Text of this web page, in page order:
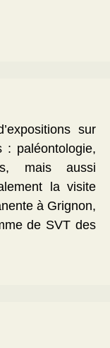
sur
: paléontologie,
mais aussi
la visite
à Grignon,
de SVT des